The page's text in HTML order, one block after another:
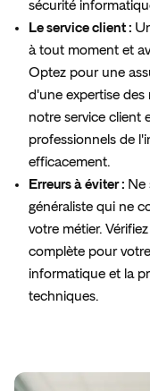
sécurité
Le service client :
à tout moment et
Optez pour une
d'une expertise des
notre service client
professionnels de
efficacement.
Erreurs à éviter : Ne
généraliste qui ne
votre métier.
complète pour
informatique et la
techniques.